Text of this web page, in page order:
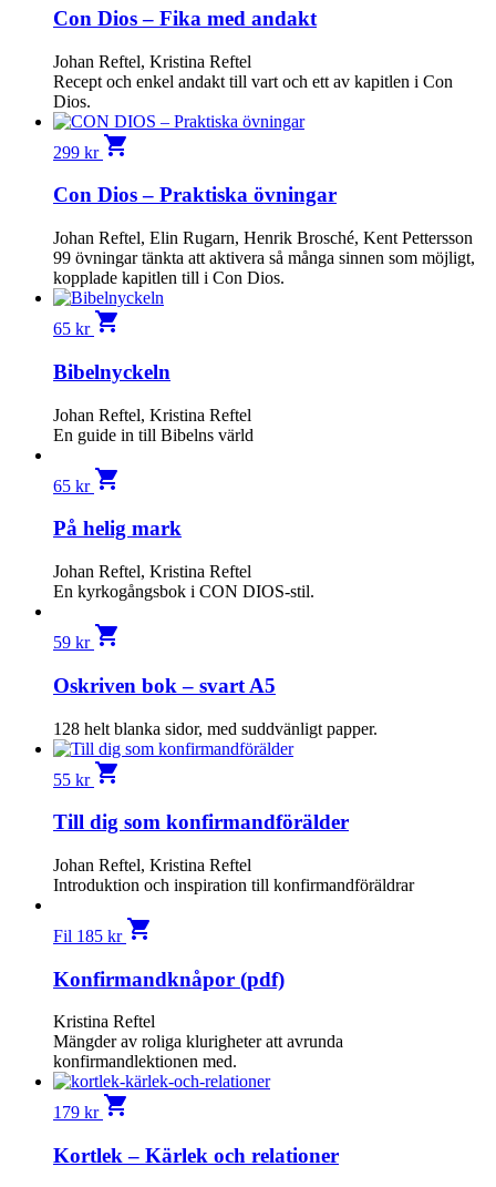
Con Dios – Fika med andakt
Johan Reftel, Kristina Reftel
Recept och enkel andakt till vart och ett av kapitlen i Con
Dios.
299 kr shopping_cart
Con Dios – Praktiska övningar
Johan Reftel, Elin Rugarn, Henrik Brosché, Kent Pettersson
99 övningar tänkta att aktivera så många sinnen som möjligt,
kopplade kapitlen till i Con Dios.
65 kr shopping_cart
Bibelnyckeln
Johan Reftel, Kristina Reftel
En guide in till Bibelns värld
65 kr shopping_cart
På helig mark
Johan Reftel, Kristina Reftel
En kyrkogångsbok i CON DIOS-stil.
59 kr shopping_cart
Oskriven bok – svart A5
128 helt blanka sidor, med suddvänligt papper.
55 kr shopping_cart
Till dig som konfirmandförälder
Johan Reftel, Kristina Reftel
Introduktion och inspiration till konfirmandföräldrar
Fil 185 kr shopping_cart
Konfirmandknåpor (pdf)
Kristina Reftel
Mängder av roliga klurigheter att avrunda
konfirmandlektionen med.
179 kr shopping_cart
Kortlek – Kärlek och relationer